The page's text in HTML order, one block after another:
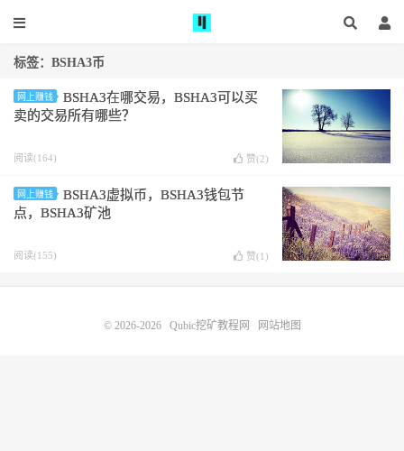
标签：BSHA3币
网上赚钱
BSHA3在哪交易，BSHA3可以买
卖的交易所有哪些？
阅读(164) 赞(2)
网上赚钱
BSHA3虚拟币，BSHA3钱包节
点，BSHA3矿池
阅读(155) 赞(1 )
© 2026-2026 Qubic挖矿教程网 网站地图